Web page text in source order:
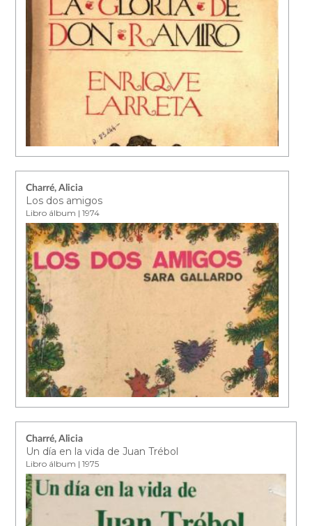
Charré, Alicia
Los dos amigos
Libro álbum | 1974
Charré, Alicia
Un día en la vida de Juan Trébol
Libro álbum | 1975